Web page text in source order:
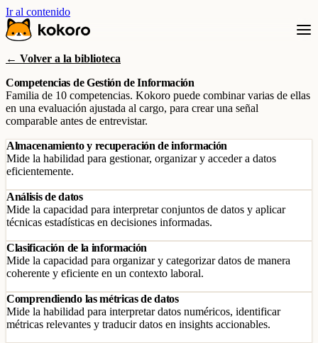
Ir al contenido
← Volver a la biblioteca
Competencias de Gestión de Información
Familia de 10 competencias. Kokoro puede combinar varias de ellas
en una evaluación ajustada al cargo, para crear una señal
comparable antes de entrevistar.
Almacenamiento y recuperación de información
Mide la habilidad para gestionar, organizar y acceder a datos
eficientemente.
Análisis de datos
Mide la capacidad para interpretar conjuntos de datos y aplicar
técnicas estadísticas en decisiones informadas.
Clasificación de la información
Mide la capacidad para organizar y categorizar datos de manera
coherente y eficiente en un contexto laboral.
Comprendiendo las métricas de datos
Mide la habilidad para interpretar datos numéricos, identificar
métricas relevantes y traducir datos en insights accionables.